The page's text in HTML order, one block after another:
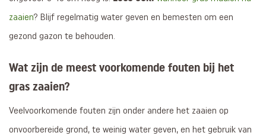
zaaien? Blijf regelmatig water geven en bemesten om een
gezond gazon te behouden.
Wat zijn de meest voorkomende fouten bij het
gras zaaien?
Veelvoorkomende fouten zijn onder andere het zaaien op
onvoorbereide grond, te weinig water geven, en het gebruik van